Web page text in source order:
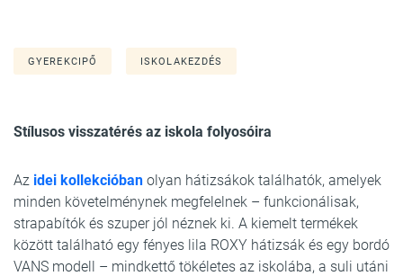
GYEREKCIPŐ ISKOLAKEZDÉS
Stílusos visszatérés az iskola folyosóira
Az idei kollekcióban olyan hátizsákok találhatók, amelyek
minden követelménynek megfelelnek – funkcionálisak,
strapabítók és szuper jól néznek ki. A kiemelt termékek
között található egy fényes lila ROXY hátizsák és egy bordó
VANS modell – mindkettő tökéletes az iskolába, a suli utáni